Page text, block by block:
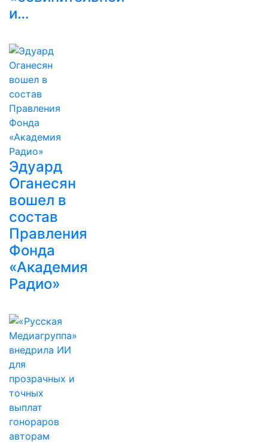
и…
Эдуард
Оганесян
вошел в
состав
Правления
Фонда
«Академия
Радио»